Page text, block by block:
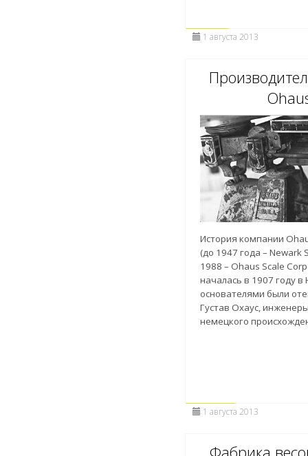
1 августа 2013
История компании
(до 1947 года – Newark
1988 – Ohaus Scale
началась в 1907 году
основателями были
Густав Охаус,
немецкого
1 августа 2013
Фабрика